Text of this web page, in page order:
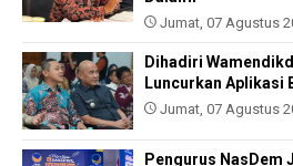
Jumat, 07 Agustus
Dihadiri
Luncurkan Aplikasi
Jumat, 07 Agustus
Pengurus NasDem